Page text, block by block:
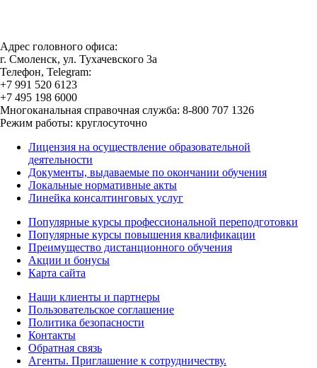
Адрес головного офиса:
г. Смоленск, ул. Тухачевского 3а
Телефон, Telegram:
+7 991 520 6123
+7 495 198 6000
Многоканальная справочная служба: 8-800 707 1326
Режим работы: круглосуточно
Лицензия на осуществление образовательной
деятельности
Документы, выдаваемые по окончании обучения
Локальные нормативные акты
Линейка консалтинговых услуг
Популярные курсы профессиональной переподготовки
Популярные курсы повышения квалификации
Преимущество дистанционного обучения
Акции и бонусы
Карта сайта
Наши клиенты и партнеры
Пользовательское соглашение
Политика безопасности
Контакты
Обратная связь
Агенты. Приглашение к сотрудничеству.